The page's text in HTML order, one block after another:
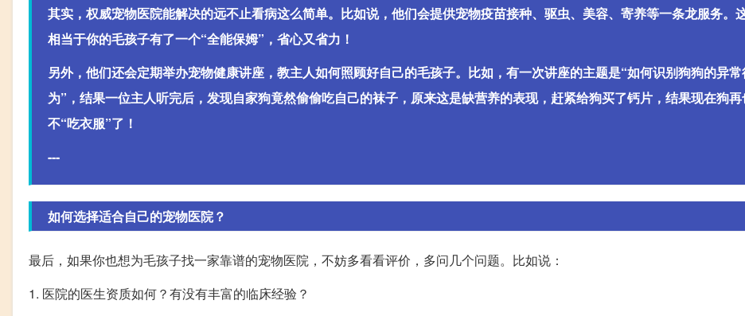
其实，权威宠物医院能解决的远不止看病这么简单。比如说，他们会提供宠物疫苗接种、驱虫、美容、寄养等一条龙服务。
相当于你的毛孩子有了一个“全能保姆”，省心又省力！
另外，他们还会定期举办宠物健康讲座，教主人如何照顾好自己的毛孩子。比如，有一次讲座的主题是“如何识别狗狗的异
为”，结果一位主人听完后，发现自家狗竟然偷偷吃自己的袜子，原来这是缺营养的表现，赶紧给狗买了钙片，结果现在狗
不“吃衣服”了！
---
如何选择适合自己的宠物医院？
最后，如果你也想为毛孩子找一家靠谱的宠物医院，不妨多看看评价，多问几个问题。比如说：
1. 医院的医生资质如何？有没有丰富的临床经验？